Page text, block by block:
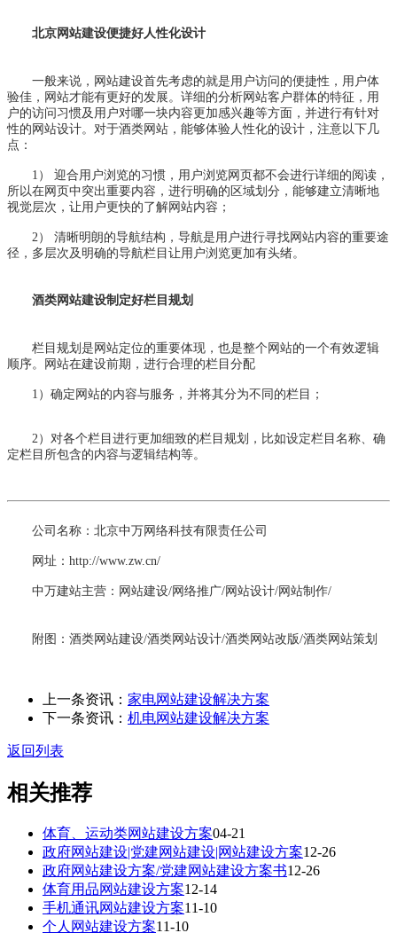
北京网站建设便捷好人性化设计
一般来说，网站建设首先考虑的就是用户访问的便捷性，用户体
验佳，网站才能有更好的发展。详细的分析网站客户群体的特征，用
户的访问习惯及用户对哪一块内容更加感兴趣等方面，并进行有针对
性的网站设计。对于酒类网站，能够体验人性化的设计，注意以下几
点：
1） 迎合用户浏览的习惯，用户浏览网页都不会进行详细的阅读，
所以在网页中突出重要内容，进行明确的区域划分，能够建立清晰地
视觉层次，让用户更快的了解网站内容；
2） 清晰明朗的导航结构，导航是用户进行寻找网站内容的重要途
径，多层次及明确的导航栏目让用户浏览更加有头绪。
酒类网站建设制定好栏目规划
栏目规划是网站定位的重要体现，也是整个网站的一个有效逻辑
顺序。网站在建设前期，进行合理的栏目分配
1）确定网站的内容与服务，并将其分为不同的栏目；
2）对各个栏目进行更加细致的栏目规划，比如设定栏目名称、确
定栏目所包含的内容与逻辑结构等。
公司名称：北京中万网络科技有限责任公司
网址：http://www.zw.cn/
中万建站主营：网站建设/网络推广/网站设计/网站制作/
附图：酒类网站建设/酒类网站设计/酒类网站改版/酒类网站策划
上一条资讯： 家电网站建设解决方案
下一条资讯： 机电网站建设解决方案
返回列表
相关推荐
体育、运动类网站建设方案04-21
政府网站建设|党建网站建设|网站建设方案12-26
政府网站建设方案/党建网站建设方案书12-26
体育用品网站建设方案12-14
手机通讯网站建设方案11-10
个人网站建设方案11-10